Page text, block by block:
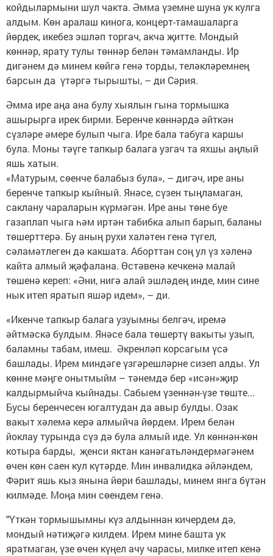
койдылармыни шул чакта. Әмма үземне шуна ук кулга
алдым. Көн аралаш кинога, концерт-тамашаларга
йөрдек, икебез эшләп торгач, акча җитте. Мондый
көннәр, ярату тулы төннәр белән тәмамланды. Ир
дигәнем дә минем көйгә генә торды, теләкләремнең
барсын да үтәргә тырышты, – ди Сәрия.
Әмма ире аңа ана булу хыялын гына тормышка
ашырырга ирек бирми. Беренче көннәрдә әйткән
сүзләре әмере булып чыга. Ире бала табуга каршы
була. Моны тәүге тапкыр балага узгач та яхшы аңлый
яшь хатын.
«Матурым, сөенче балабыз була», – дигәч, ире аны
беренче тапкыр кыйный. Янәсе, сүзен тыңламаган,
саклану чараларын күрмәгән. Ире аны төне буе
газаплап чыга һәм иртән табибка алып барып, баланы
төшерттерә. Бу аның рухи халәтен генә түгел,
сәламәтлеген дә какшата. Аборттан соң ул үз хәленә
кайта алмый җәфалана. Өстәвенә кечкенә малай
төшенә кереп: «Әни, нигә алай эшләдең инде, мин сине
нык итеп яратып яшәр идем», – ди.
«Икенче тапкыр балага узуымны белгәч, иремә
әйтмәскә булдым. Янәсе бала төшертү вакыты узып,
баламны табам, имеш. Әкренләп корсагым үсә
башлады. Ирем миндәге үзгәрешләрне сизеп алды. Ул
көнне мәңге онытмыйм – тәнемдә бер «исән»җир
калдырмыйча кыйнады. Сабыем үзеннән-үзе төште...
Бусы беренчесен югалтудан да авыр булды. Озак
вакыт хәлемә керә алмыйча йөрдем. Ирем белән
йоклау турында сүз дә була алмый иде. Ул көннән-көн
котыра барды, җенси яктан канәгатьләндермәгәнем
өчен көн саен кул күтәрде. Мин инвалидка әйләндем,
Фәрит яшь кыз янына йөри башлады, минем янга бүтән
килмәде. Моңа мин сөендем генә.
"Үткән тормышымны күз алдыннан кичердем дә,
мондый нәтиҗәгә килдем. Ирем мине башта ук
яратмаган, үзе өчен күңел ачу чарасы, милке итеп кенә